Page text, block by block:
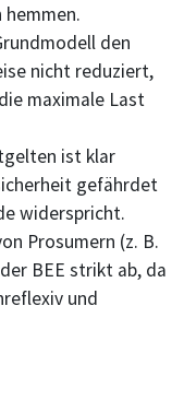
den
nicht reduziert,
maximale Last
ist klar
gefährdet
widerspricht.
Prosumern (z. B.
BEE strikt ab, da
und